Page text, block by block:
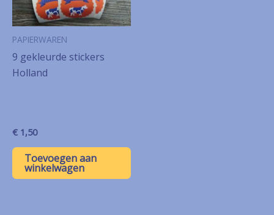
PAPIERWAREN
9 gekleurde stickers
Holland
€ 1,50
Toevoegen aan
winkelwagen